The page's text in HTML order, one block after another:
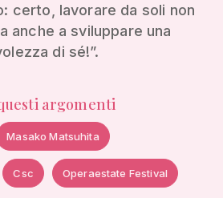
certo, lavorare da soli non
anche a sviluppare una
di sé!”.
argomenti
Masako Matsuhita
Csc Operaestate Festival